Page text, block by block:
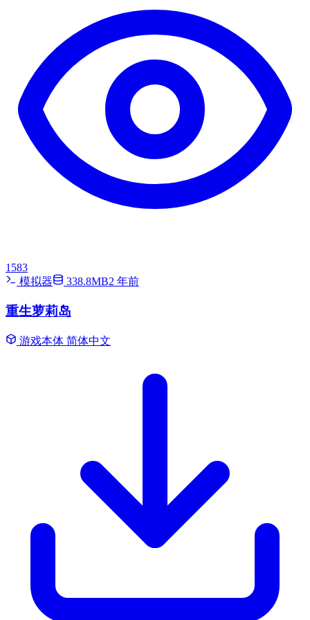
1583
模拟器
338.8MB2 年前
重生萝莉岛
游戏本体 简体中文